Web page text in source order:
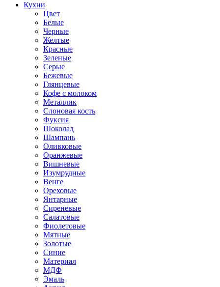
Кухни
Цвет
Белые
Черные
Желтые
Красные
Зеленые
Серые
Бежевые
Глянцевые
Кофе с молоком
Металлик
Слоновая кость
Фуксия
Шоколад
Шампань
Оливковые
Оранжевые
Вишневые
Изумрудные
Венге
Ореховые
Янтарные
Сиреневые
Салатовые
Фиолетовые
Мятные
Золотые
Синие
Материал
МДФ
Эмаль